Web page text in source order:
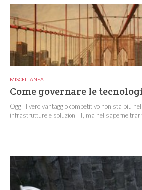
MISCELLANEA
Come governare le
Oggi il vero vantaggio competitivo non sta più
infrastrutture e soluzioni IT, ma nel saperne